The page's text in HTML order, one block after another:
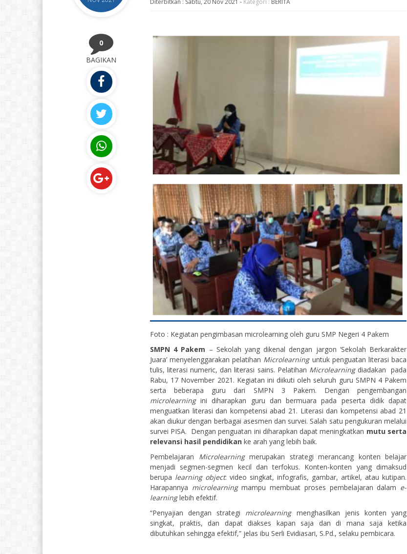
Diterbitkan : Sabtu, 20 Nov 2021 - Kategori : BERITA
0
BAGIKAN
Foto : Kegiatan pengimbasan microlearning oleh guru SMP Negeri 4 Pakem
SMPN 4 Pakem – Sekolah yang dikenal dengan jargon ‘Sekolah Berkarakter
Juara’ menyelenggarakan pelatihan Microlearninguntuk penguatan literasi baca
tulis, literasi numeric, dan literasi sains. Pelatihan Microlearning diadakan pada
Rabu, 17 November 2021. Kegiatan ini diikuti oleh seluruh guru SMPN 4 Pakem
serta beberapa guru dari SMPN 3 Pakem. Dengan pengembangan
microlearningini diharapkan guru dan bermuara pada peserta didik dapat
menguatkan literasi dan kompetensi abad 21. Literasi dan kompetensi abad 21
akan diukur dengan berbagai asesmen dan survei. Salah satu pengukuran melalui
survei PISA. Dengan penguatan ini diharapkan dapat meningkatkan mutu serta
relevansi hasil pendidikan ke arah yang lebih baik.
Pembelajaran Microlearningmerupakan strategi merancang konten belajar
menjadi segmen-segmen kecil dan terfokus. Konten-konten yang dimaksud
berupa learning object: video singkat, infografis, gambar, artikel, atau kutipan.
Harapannya microlearningmampu membuat proses pembelajaran dalam e-
learninglebih efektif.
“Penyajian dengan strategi microlearning menghasilkan jenis konten yang
singkat, praktis, dan dapat diakses kapan saja dan di mana saja ketika
dibutuhkan sehingga efektif,” jelas ibu Serli Evidiasari, S.Pd., selaku pembicara.